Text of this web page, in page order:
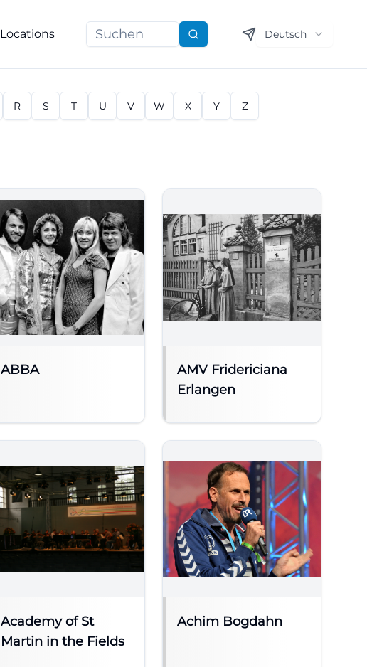
Locations Suchen Deutsch
R S T U V W X Y Z
ABBA
AMV Fridericiana
Erlangen
Academy of St
Martin in the Fields
Achim Bogdahn